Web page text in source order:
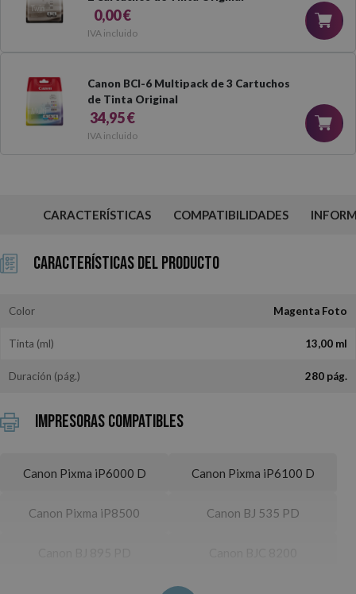
0,00 €
IVA incluido
Canon BCI-6 Multipack de 3 Cartuchos
de Tinta Original
34,95 €
IVA incluido
CARACTERÍSTICAS COMPATIBILIDADES
Características del Producto
Color Magenta Foto
Tinta (ml) 13,00 ml
Duración (pág.) 280 pág.
Impresoras Compatibles
Canon Pixma iP6000 D Canon Pixma iP6100 D
Canon Pixma iP8500 Canon BJ 535 PD